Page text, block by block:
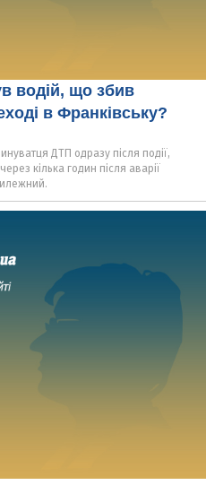
водій, що збив
в Франківську?
ДТП одразу після події,
кілька годин після аварії